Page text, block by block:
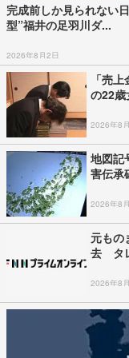
完成前しか見られない
型”福井の足羽川ダ...
2026年8月2日
「売
の22
2026年8
地図記
害伝承
2026年8
元もの
去 タ
2026年8